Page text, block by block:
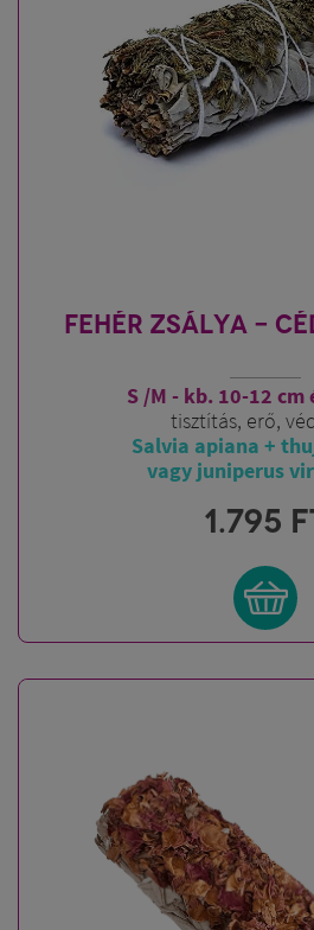
FEHÉR ZSÁLYA -
S /M - kb. 10-12 cm
tisztítás, erő,
Salvia apiana +
vagy juniperus
1.795